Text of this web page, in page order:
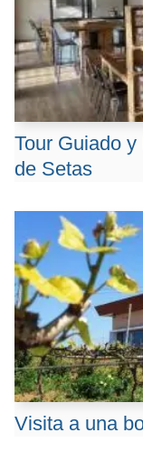
Tour Guiado
de Setas
Visita a una